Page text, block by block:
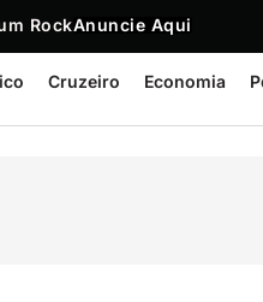
RockAnuncie Aqui
Cruzeiro Economia